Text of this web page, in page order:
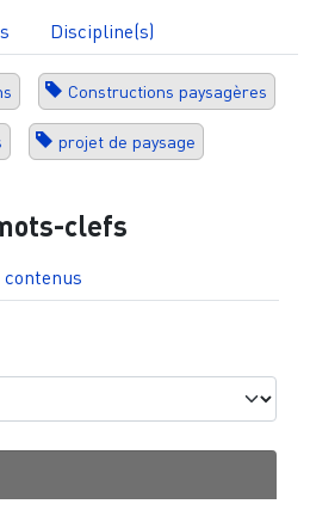
Discipline(s)
Constructions paysagères
projet de paysage
clefs